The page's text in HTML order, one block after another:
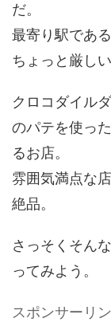
だ。
最寄り駅であ
ちょっと厳し
クロコダイル
のパテを使っ
るお店。
雰囲気満点な
絶品。
さっそくそん
ってみよう。
スポンサーリ